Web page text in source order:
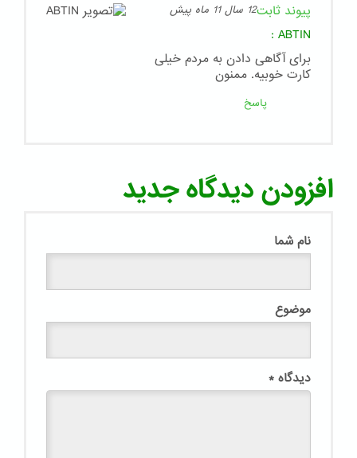
پیوند ثابت12 سال 11 ماه پیش
ABTIN
:
برای آگاهی دادن به مردم خیلی
کارت خوبیه. ممنون
پاسخ
افزودن دیدگاه جدید
نام شما
موضوع
دیدگاه *